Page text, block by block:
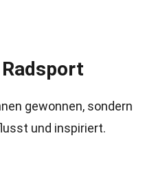
gewonnen, sondern
und inspiriert.